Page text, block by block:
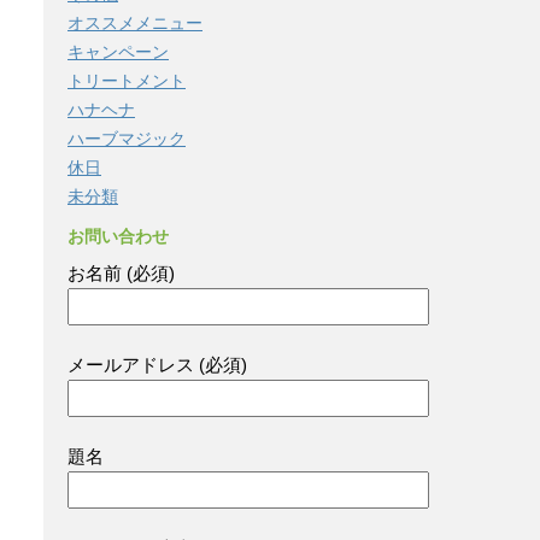
オススメメニュー
キャンペーン
トリートメント
ハナヘナ
ハーブマジック
休日
未分類
お問い合わせ
お名前 (必須)
メールアドレス (必須)
題名